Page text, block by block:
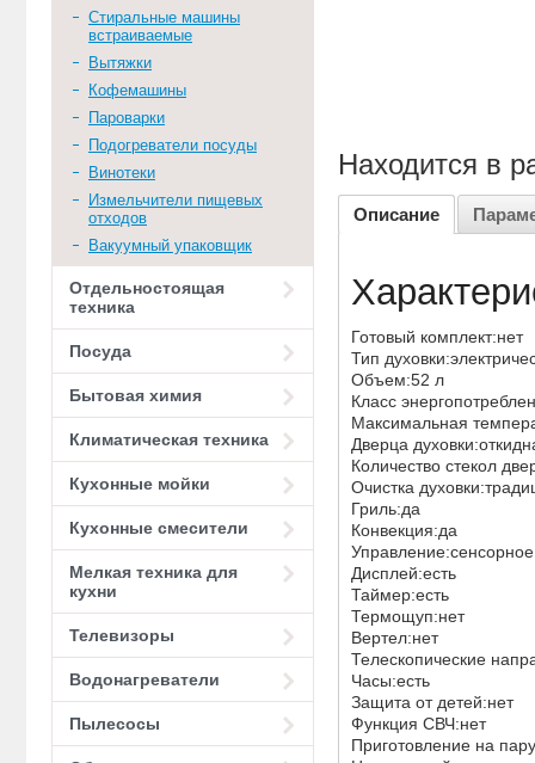
Стиральные машины
встраиваемые
Вытяжки
Кофемашины
Пароварки
Подогреватели посуды
Винотеки
Измельчители пищевых
отходов
Вакуумный упаковщик
Отдельностоящая
техника
Посуда
Бытовая химия
Климатическая техника
Кухонные мойки
Кухонные смесители
Мелкая техника для
кухни
Телевизоры
Водонагреватели
Пылесосы
Находится в
Описание
Готовый комплект:нет
Тип
Объем:52 л
Класс
Максимальная
Дверца
Количество стекол
Очистка
Гриль:да
Конвекция:да
Дисплей:есть
Таймер:есть
Термощуп:нет
Вертел:нет
Телескопические
Часы:есть
Защита от детей:нет
Функция СВЧ:нет
Приготовление на